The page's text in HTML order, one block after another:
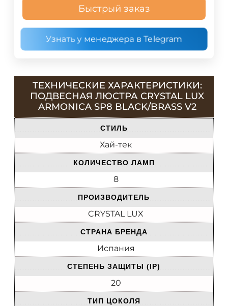
Быстрый заказ
Узнать у менеджера в Telegram
ТЕХНИЧЕСКИЕ ХАРАКТЕРИСТИКИ:
ПОДВЕСНАЯ ЛЮСТРА CRYSTAL LUX
ARMONICA SP8 BLACK/BRASS V2
СТИЛЬ
Хай-тек
КОЛИЧЕСТВО ЛАМП
8
ПРОИЗВОДИТЕЛЬ
CRYSTAL LUX
СТРАНА БРЕНДА
Испания
СТЕПЕНЬ ЗАЩИТЫ (IP)
20
ТИП ЦОКОЛЯ